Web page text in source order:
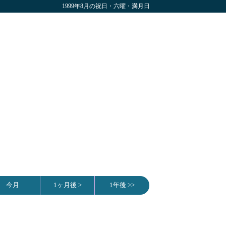
1999年8月の祝日・六曜・満月日
今月 1ヶ月後 > 1年後 >>